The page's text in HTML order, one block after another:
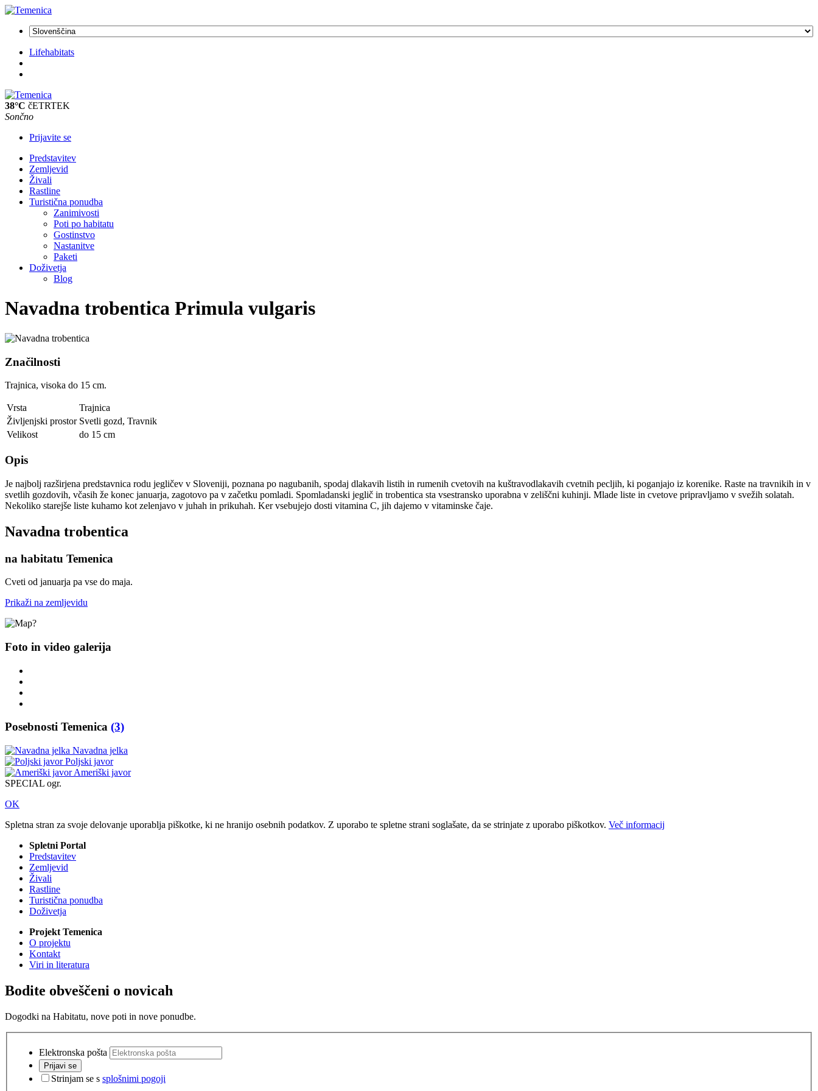
Lifehabitats
38°C čETRTEK
Sončno
Prijavite se
Predstavitev
Zemljevid
Živali
Rastline
Turistična ponudba
Zanimivosti
Poti po habitatu
Gostinstvo
Nastanitve
Paketi
Doživetja
Blog
Navadna trobentica Primula vulgaris
Značilnosti
Trajnica, visoka do 15 cm.
Vrsta
Trajnica
Življenjski prostor Svetli gozd, Travnik
Velikost
do 15 cm
Opis
Je najbolj razširjena predstavnica rodu jegličev v Sloveniji, poznana po nagubanih, spodaj dlakavih listih in rumenih cvetovih na kuštravodlakavih cvetnih pecljih, ki poganjajo iz korenike. Raste na travnikih in v
svetlih gozdovih, včasih že konec januarja, zagotovo pa v začetku pomladi. Spomladanski jeglič in trobentica sta vsestransko uporabna v zeliščni kuhinji. Mlade liste in cvetove pripravljamo v svežih solatah.
Nekoliko starejše liste kuhamo kot zelenjavo v juhah in prikuhah. Ker vsebujejo dosti vitamina C, jih dajemo v vitaminske čaje.
Navadna trobentica
na habitatu Temenica
Cveti od januarja pa vse do maja.
Prikaži na zemljevidu
Foto in video galerija
Posebnosti Temenica (3)
Navadna jelka
Poljski javor
Ameriški javor
SPECIAL ogr.
OK
Spletna stran za svoje delovanje uporablja piškotke, ki ne hranijo osebnih podatkov. Z uporabo te spletne strani soglašate, da se strinjate z uporabo piškotkov. Več informacij
Spletni Portal
Predstavitev
Zemljevid
Živali
Rastline
Turistična ponudba
Doživetja
Projekt Temenica
O projektu
Kontakt
Viri in literatura
Bodite obveščeni o novicah
Dogodki na Habitatu, nove poti in nove ponudbe.
Elektronska pošta
Prijavi se
Strinjam se s splošnimi pogoji